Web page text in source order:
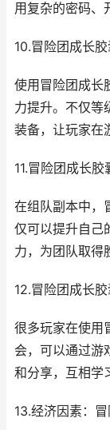
用复杂的密码、
10.冒险团成长
使用冒险团成长
力提升。不仅等
装备，让玩家在
11.冒险团成长
在组队副本中，
仅可以提升自己
力，为团队取得
12.冒险团成长
很多玩家在使用
会，可以通过游
和分享，互相学
13.经济因素：